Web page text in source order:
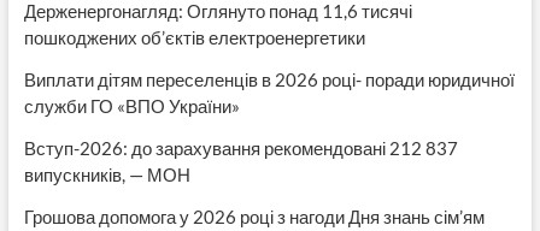
Держенергонагляд: Оглянуто понад 11,6 тисячі
пошкоджених об’єктів електроенергетики
Виплати дітям переселенців в 2026 році- поради юридичної
служби ГО «ВПО України»
Вступ-2026: до зарахування рекомендовані 212 837
випускників, — МОН
Грошова допомога у 2026 році з нагоди Дня знань сім’ям